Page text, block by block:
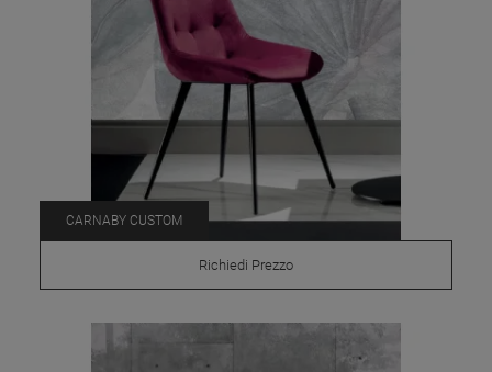
CARNABY CUSTOM
Richiedi Prezzo